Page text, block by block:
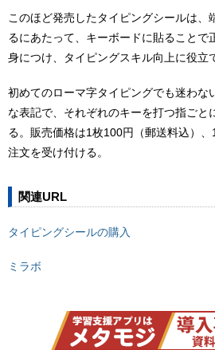
このほど発売したタイピングシールは、
るにあたって、キーボードに貼ることで
身につけ、タイピングスキル向上に役立
初めてのローマ字タイピングでも迷わな
な表記で、それぞれのキーを打つ指ごと
る。販売価格は1枚100円（郵送料込）
注文を受け付ける。
関連URL
タイピングシールの購入
ミラボ